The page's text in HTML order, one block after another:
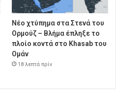
Νέο χτύπημα στα Στενά του
Ορμούζ – Βλήμα έπληξε το
πλοίο κοντά στο Khasab του
Ομάν
18 λεπτά πρίν